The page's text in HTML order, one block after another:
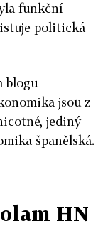
funkční
politická
blogu
jsou z
jediný
španělská.
HN